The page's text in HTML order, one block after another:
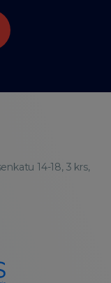
14-18, 3 krs,